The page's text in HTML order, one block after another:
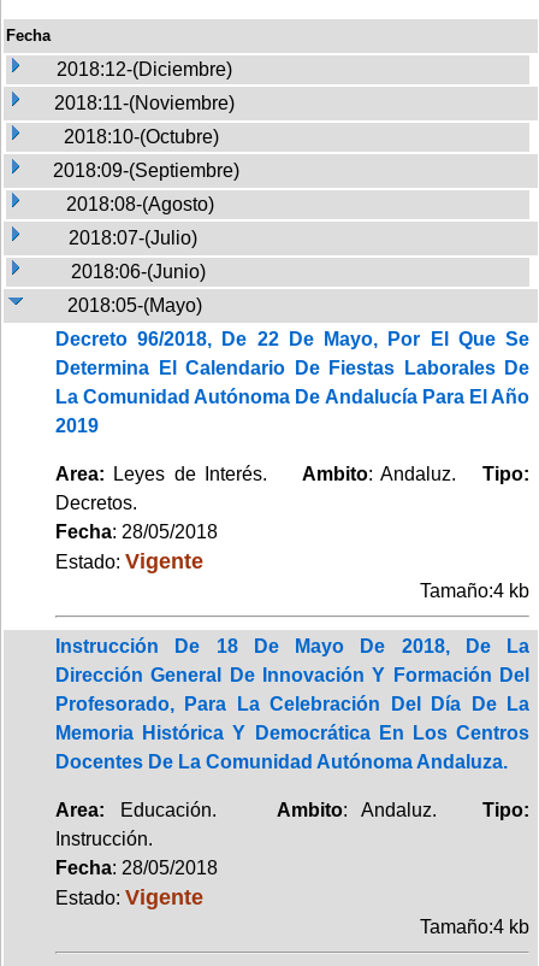
Fecha
2018:12-(Diciembre)
2018:11-(Noviembre)
2018:10-(Octubre)
2018:09-(Septiembre)
2018:08-(Agosto)
2018:07-(Julio)
2018:06-(Junio)
2018:05-(Mayo)
Decreto 96/2018, De 22 De Mayo, Por El Que Se
Determina El Calendario De Fiestas Laborales De
La Comunidad Autónoma De Andalucía Para El Año
2019
Area: Leyes de Interés. Ambito: Andaluz.Tipo:
Decretos.
Fecha: 28/05/2018
Estado: Vigente
Tamaño:4 kb
Instrucción De 18 De Mayo De 2018, De La
Dirección General De Innovación Y Formación Del
Profesorado, Para La Celebración Del Día De La
Memoria Histórica Y Democrática En Los Centros
Docentes De La Comunidad Autónoma Andaluza.
Area: Educación. Ambito: Andaluz.Tipo:
Instrucción.
Fecha: 28/05/2018
Estado: Vigente
Tamaño:4 kb